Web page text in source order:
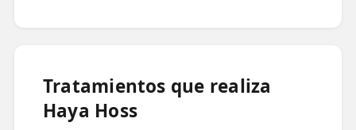
👶 Fisioterapia Pediátrica
TRATAMIENTOS
Tratamientos que realiza
Haya Hoss